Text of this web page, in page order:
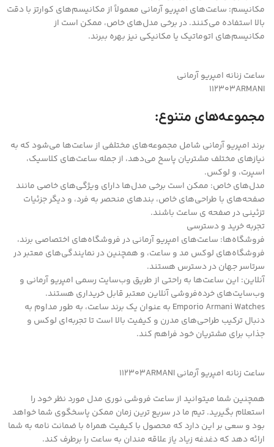
مکانیسم: ساعت‌های امپریو آرمانی معمولاً از مکانیسم‌های کوارتز با دقت
بالا استفاده می‌کنند. در برخی مدل‌های خاص، ممکن است از
مکانیسم‌های اتوماتیک یا مکانیکی نیز بهره ببرند.
ساعت زنانه امپریو آرمانی
112303ARMANI
مجموعه‌های متنوع:
برند امپریو آرمانی شامل مجموعه‌های مختلفی از ساعت‌ها می‌شود که به
نیازهای مختلف مشتریان پاسخ می‌دهد، از جمله ساعت‌های کلاسیک،
اسپرت، و لوکس.
مدل‌های خاص: ممکن است برخی مدل‌ها دارای ویژگی‌های خاصی مانند
صفحه‌های با طراحی‌های خاص، بندهای منحصر به فرد، و دیگر جزئیات
تزئینی در صفحه ی ساعت باشند.
تجربه خرید و دسترسی
فروشگاه‌ها: ساعت‌های امپریو آرمانی در فروشگاه‌های اختصاصی برند،
فروشگاه‌های لوکس مد و ساعت، و همچنین در نمایندگی‌های معتبر در
سرتاسر جهان در دسترس هستند.
آنلاین: این ساعت‌ها به راحتی از طریق وب‌سایت رسمی امپریو آرمانی و
وب‌سایت‌های خرده‌فروشی آنلاین معتبر قابل خریداری هستند.
Emporio Armani Watches به عنوان یک برند ساعت، به طور مداوم به
دنبال ترکیب طراحی‌های مدرن و کیفیت بالا است تا تجربه‌ای لوکس و
جذاب برای مشتریان خود فراهم کند.
ساعت زنانه امپریو آرمانی 112303ARMANI
همچنین شما میتوانید از ساعت فروشی نوری مدل مورد نظر خود را
استعلام بگیرید. تیم ما در سریع ترین زمان ممکن پاسخگوی شما خواهد
بود و سعی بر این دارد که محصول با کیفیت همراه با ضمانت نامه به شما
ارائه دهد که دغدغه زیاد یاز علاقه مندان به ساعت را برطرف کند.